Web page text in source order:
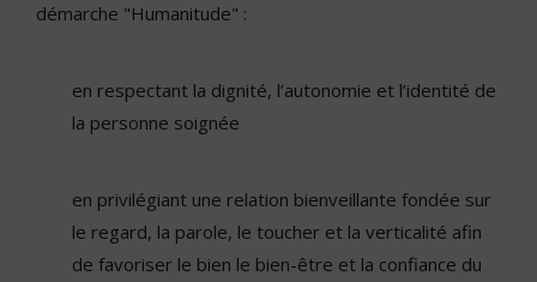
démarche "Humanitude" :
en respectant la dignité, l’autonomie et l’identité de
la personne soignée
en privilégiant une relation bienveillante fondée sur
le regard, la parole, le toucher et la verticalité afin
de favoriser le bien le bien-être et la confiance du